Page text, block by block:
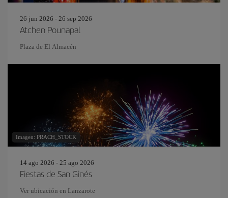
26 jun 2026 - 26 sep 2026
Atchen Pounapal
Plaza de El Almacén
Imagen: PRACH_STOCK
14 ago 2026 - 25 ago 2026
Fiestas de San Ginés
Ver ubicación en Lanzarote